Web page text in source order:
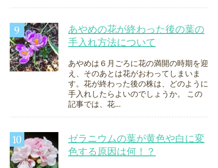
あやめの花が終わった後の葉の
手入れ方法について
あやめは６月ごろに花の満開の時期を迎
え、そのあとは花がおわってしまいま
す。花が終わった後の株は、どのように
手入れしたらよいのでしょうか。 この
記事では、花...
ゼラニウムの葉が黄色や白に変
色する原因は何！？